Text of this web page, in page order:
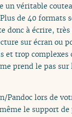
un véritable
de 40 formats
donc à écrire,
sur écran ou
trop
prend le pas
Pandoc lors de
le support